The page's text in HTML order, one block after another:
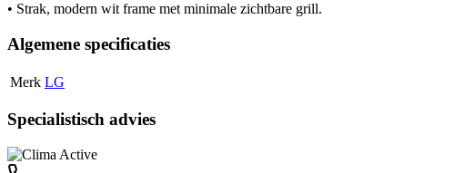
• Strak, modern wit frame met minimale zichtbare grill.
Algemene specificaties
Merk LG
Specialistisch advies